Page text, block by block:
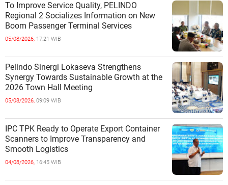
To Improve Service Quality, PELINDO
Regional 2 Socializes Information on New
Boom Passenger Terminal Services
05/08/2026, 17:21 WIB
Pelindo Sinergi Lokaseva Strengthens
Synergy Towards Sustainable Growth at the
2026 Town Hall Meeting
05/08/2026, 09:09 WIB
IPC TPK Ready to Operate Export Container
Scanners to Improve Transparency and
Smooth Logistics
04/08/2026, 16:45 WIB